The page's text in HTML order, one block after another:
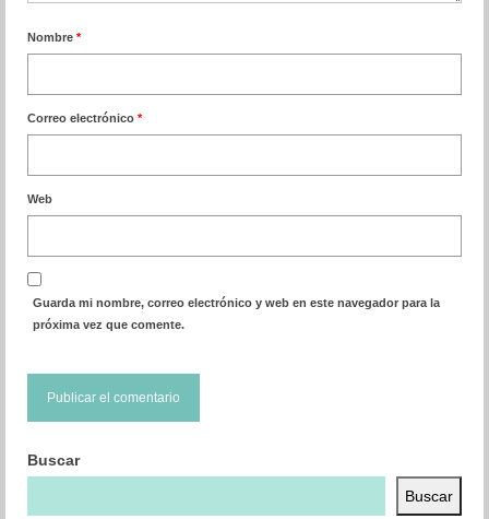
Nombre *
Correo electrónico *
Web
Guarda mi nombre, correo electrónico y web en este navegador para la
próxima vez que comente.
Buscar
Buscar